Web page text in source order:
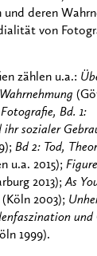
und deren
von
zählen u.a.:
Bd. 1:
ihr sozialer
Bd 2: Tod,
u.a. 2015);
2013);As
(Köln 2003);
und
1999).